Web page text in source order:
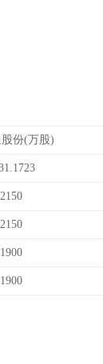
份(万股)
2150
2150
1900
1900